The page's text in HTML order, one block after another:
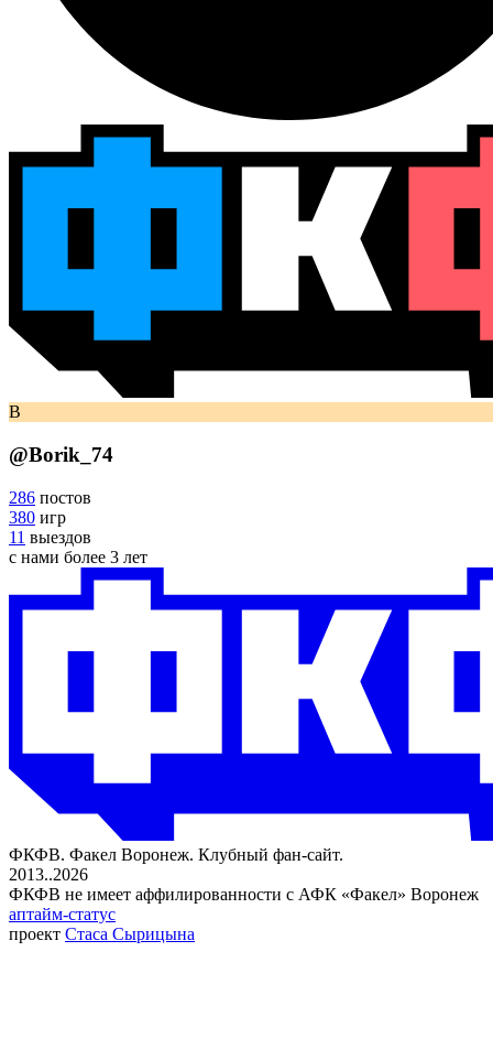
B
@Borik_74
286 постов
380 игр
11 выездов
с нами более 3 лет
ФКФВ. Факел Воронеж. Клубный фан-сайт.
2013..2026
ФКФВ не имеет аффилированности с АФК «Факел» Воронеж
аптайм-статус
проект Стаса Сырицына